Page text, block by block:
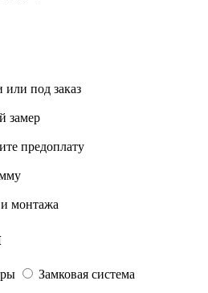
под заказ
замер
предоплату
и монтажа
Замковая система